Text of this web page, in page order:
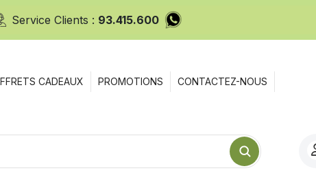
Service Clients : 93.415.600
CADEAUX PROMOTIONS CONTACTEZ-NOUS